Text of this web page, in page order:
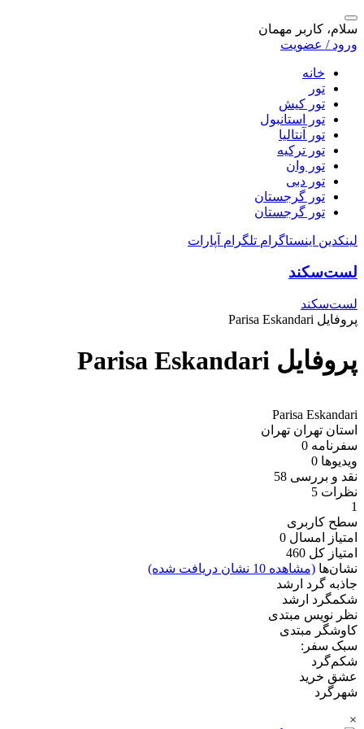
سلام، کاربر مهمان
ورود / عضویت
خانه
تور
تور کیش
تور استانبول
تور آنتالیا
تور ترکیه
تور وان
تور دبی
تور گرجستان
تور گرجستان
لینکدین اینستاگرام تلگرام آپارات
لست‌سکند
لست‌سکند
پروفایل Parisa Eskandari
پروفایل Parisa Eskandari
Parisa Eskandari
استان تهران تهران
سفرنامه 0
ویدیو‌ها 0
نقد و بررسی 58
نظرات 5
1
سطح کاربری
امتیاز امسال 0
امتیاز کل 460
نشان‌ها (مشاهده 10 نشان دریافت شده)
جاذبه گرد ارشد
شکمگرد ارشد
نظر نویس مبتدی
کاوشگر مبتدی
سبک سفر:
شکم‌گرد
عشق خرید
شهرگرد
×